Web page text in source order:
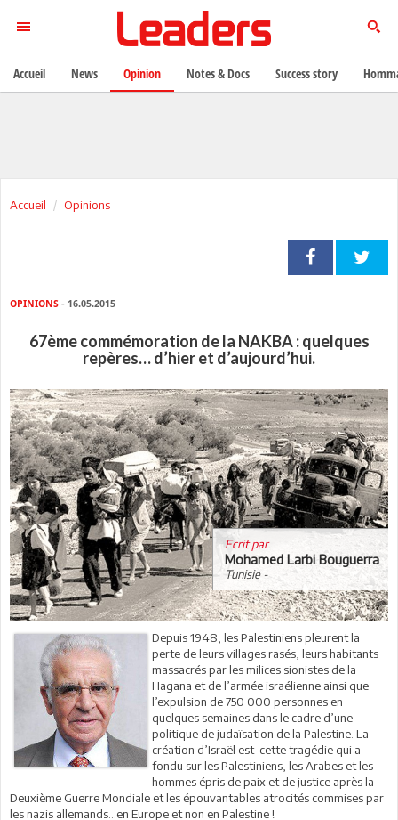
Accueil Opinions
OPINIONS - 16.05.2015
67ème commémoration de la NAKBA : quelques
repères… d’hier et d’aujourd’hui.
Ecrit par
Mohamed Larbi Bouguerra
Tunisie -
Depuis 1948, les Palestiniens pleurent la
perte de leurs villages rasés, leurs habitants
massacrés par les milices sionistes de la
Hagana et de l’armée israélienne ainsi que
l’expulsion de 750 000 personnes en
quelques semaines dans le cadre d’une
politique de judaïsation de la Palestine. La
création d’Israël est cette tragédie qui a
fondu sur les Palestiniens, les Arabes et les
hommes épris de paix et de justice après la
Deuxième Guerre Mondiale et les épouvantables atrocités commises par
les nazis allemands…en Europe et non en Palestine !
Accueil News Opinion Notes & Docs Success story